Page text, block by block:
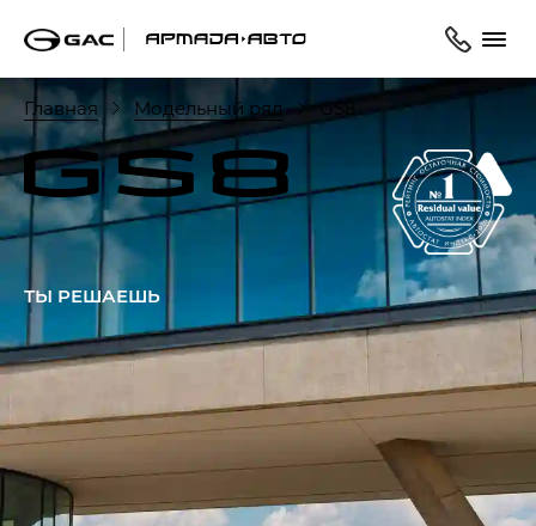
Главная Модельный ряд GS8
ТЫ РЕШАЕШЬ